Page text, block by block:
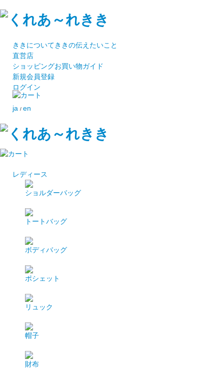
ききについてききの伝えたいこと
直営店
ショッピングお買い物ガイド
新規会員登録
ログイン
ja / en
レディース
ショルダーバッグ
トートバッグ
ボディバッグ
ポシェット
リュック
帽子
財布